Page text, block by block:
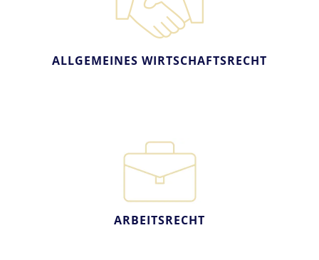
ALLGEMEINES WIRTSCHAFTSRECHT
ARBEITSRECHT